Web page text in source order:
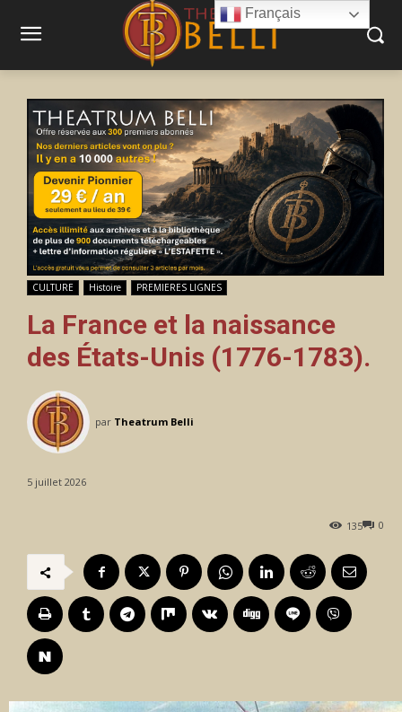
CULTURE Histoire PREMIERES LIGNES
La France et la naissance
des États-Unis (1776-1783).
par Theatrum Belli
5 juillet 2026
0
135
Français